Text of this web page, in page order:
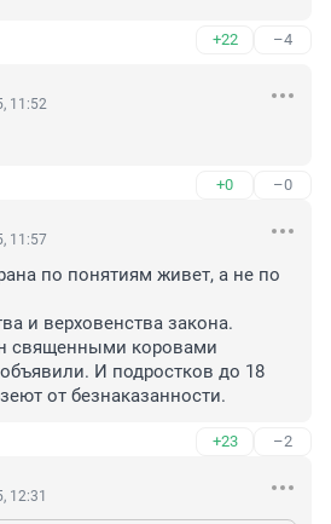
+22 –4
11:52
+0 –0
11:57
по понятиям живет, а не по
и верховенства закона.
священными коровами
И подростков до 18
от безнаказанности.
+23 –2
12:31